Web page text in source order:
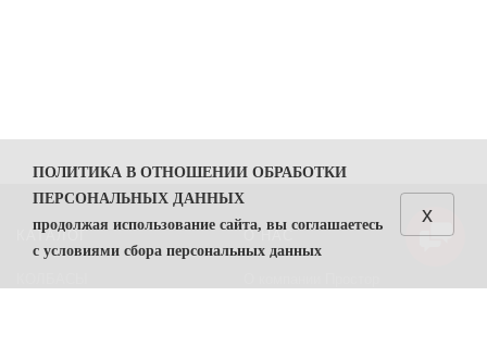
КАТАЛОГ О НАС
ПОЛИТИКА В ОТНОШЕНИИ ОБРАБОТКИ
ПЕРСОНАЛЬНЫХ ДАННЫХ
продолжая использование сайта, вы соглашаетесь
с условиями сбора персональных данных
x